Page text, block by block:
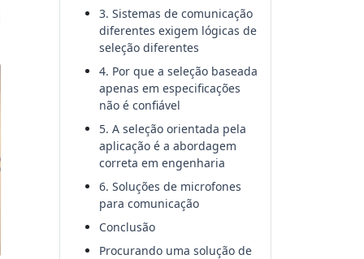
3. Sistemas de comunicação
diferentes exigem lógicas de
seleção diferentes
4. Por que a seleção baseada
apenas em especificações
não é confiável
5. A seleção orientada pela
aplicação é a abordagem
correta em engenharia
6. Soluções de microfones
para comunicação
Conclusão
Procurando uma solução de